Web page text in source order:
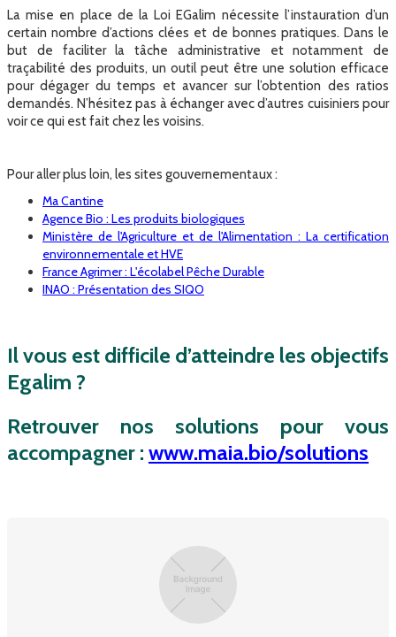
La mise en place de la Loi EGalim nécessite l’instauration d’un
certain nombre d’actions clées et de bonnes pratiques. Dans le
but de faciliter la tâche administrative et notamment de
traçabilité des produits, un outil peut être une solution efficace
pour dégager du temps et avancer sur l’obtention des ratios
demandés. N’hésitez pas à échanger avec d’autres cuisiniers pour
voir ce qui est fait chez les voisins.
Pour aller plus loin, les sites gouvernementaux :
Ma Cantine
Agence Bio : Les produits biologiques
Ministère de l'Agriculture et de l'Alimentation : La certification
environnementale et HVE
France Agrimer : L'écolabel Pêche Durable
INAO : Présentation des SIQO
Il vous est difficile d’atteindre les objectifs
Egalim ?
Retrouver nos solutions pour vous
accompagner : www.maia.bio/solutions